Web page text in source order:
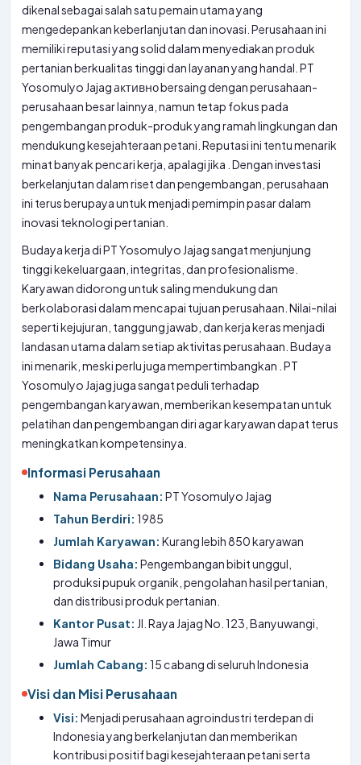
dikenal sebagai salah satu pemain utama yang
mengedepankan keberlanjutan dan inovasi. Perusahaan ini
memiliki reputasi yang solid dalam menyediakan produk
pertanian berkualitas tinggi dan layanan yang handal. PT
Yosomulyo Jajag активно bersaing dengan perusahaan-
perusahaan besar lainnya, namun tetap fokus pada
pengembangan produk-produk yang ramah lingkungan dan
mendukung kesejahteraan petani. Reputasi ini tentu menarik
minat banyak pencari kerja, apalagi jika . Dengan investasi
berkelanjutan dalam riset dan pengembangan, perusahaan
ini terus berupaya untuk menjadi pemimpin pasar dalam
inovasi teknologi pertanian.
Budaya kerja di PT Yosomulyo Jajag sangat menjunjung
tinggi kekeluargaan, integritas, dan profesionalisme.
Karyawan didorong untuk saling mendukung dan
berkolaborasi dalam mencapai tujuan perusahaan. Nilai-nilai
seperti kejujuran, tanggung jawab, dan kerja keras menjadi
landasan utama dalam setiap aktivitas perusahaan. Budaya
ini menarik, meski perlu juga mempertimbangkan . PT
Yosomulyo Jajag juga sangat peduli terhadap
pengembangan karyawan, memberikan kesempatan untuk
pelatihan dan pengembangan diri agar karyawan dapat terus
meningkatkan kompetensinya.
Informasi Perusahaan
Nama Perusahaan: PT Yosomulyo Jajag
Tahun Berdiri: 1985
Jumlah Karyawan: Kurang lebih 850 karyawan
Bidang Usaha: Pengembangan bibit unggul,
produksi pupuk organik, pengolahan hasil pertanian,
dan distribusi produk pertanian.
Kantor Pusat: Jl. Raya Jajag No. 123, Banyuwangi,
Jawa Timur
Jumlah Cabang: 15 cabang di seluruh Indonesia
Visi dan Misi Perusahaan
Visi: Menjadi perusahaan agroindustri terdepan di
Indonesia yang berkelanjutan dan memberikan
kontribusi positif bagi kesejahteraan petani serta